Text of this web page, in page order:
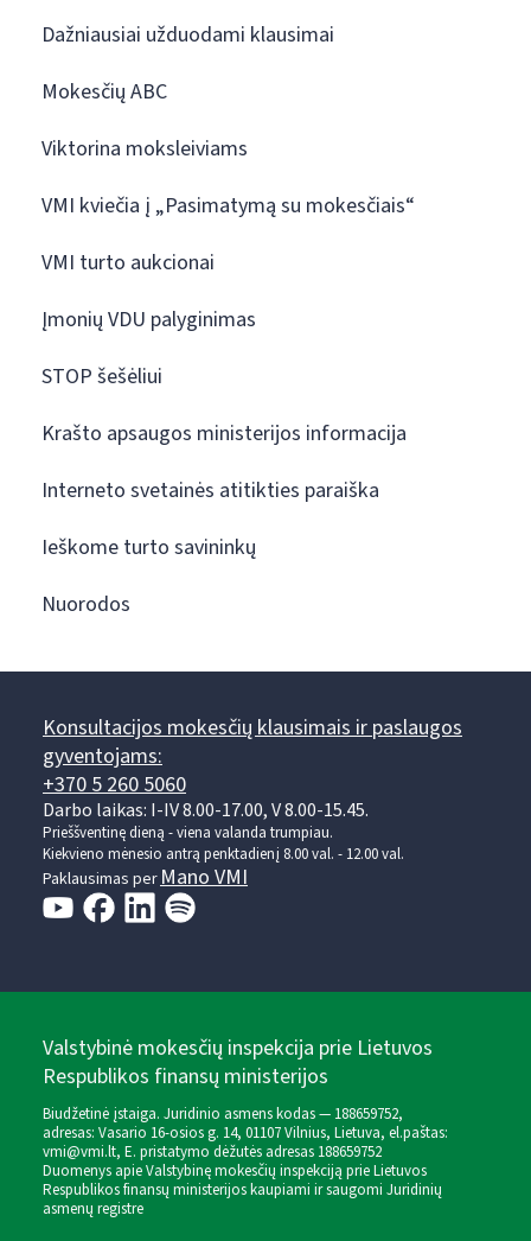
Dažniausiai užduodami klausimai
Mokesčių ABC
Viktorina moksleiviams
VMI kviečia į „Pasimatymą su mokesčiais“
VMI turto aukcionai
Įmonių VDU palyginimas
STOP šešėliui
Krašto apsaugos ministerijos informacija
Interneto svetainės atitikties paraiška
Ieškome turto savininkų
Nuorodos
Konsultacijos mokesčių klausimais ir paslaugos
gyventojams:
+370 5 260 5060
Darbo laikas: I-IV 8.00-17.00, V 8.00-15.45.
Prieššventinę dieną - viena valanda trumpiau.
Kiekvieno mėnesio antrą penktadienį 8.00 val. - 12.00 val.
Paklausimas perMano VMI
Valstybinė mokesčių inspekcija prie Lietuvos
Respublikos finansų ministerijos
Biudžetinė įstaiga. Juridinio asmens kodas — 188659752,
adresas: Vasario 16-osios g. 14, 01107 Vilnius, Lietuva, el.paštas:
vmi@vmi.lt, E. pristatymo dėžutės adresas 188659752
Duomenys apie Valstybinę mokesčių inspekciją prie Lietuvos
Respublikos finansų ministerijos kaupiami ir saugomi Juridinių
asmenų registre